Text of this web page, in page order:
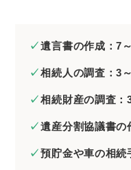
遺言書の作成：7
相続人の調査：3
相続財産の調査：
遺産分割協議書の
預貯金や車の相続